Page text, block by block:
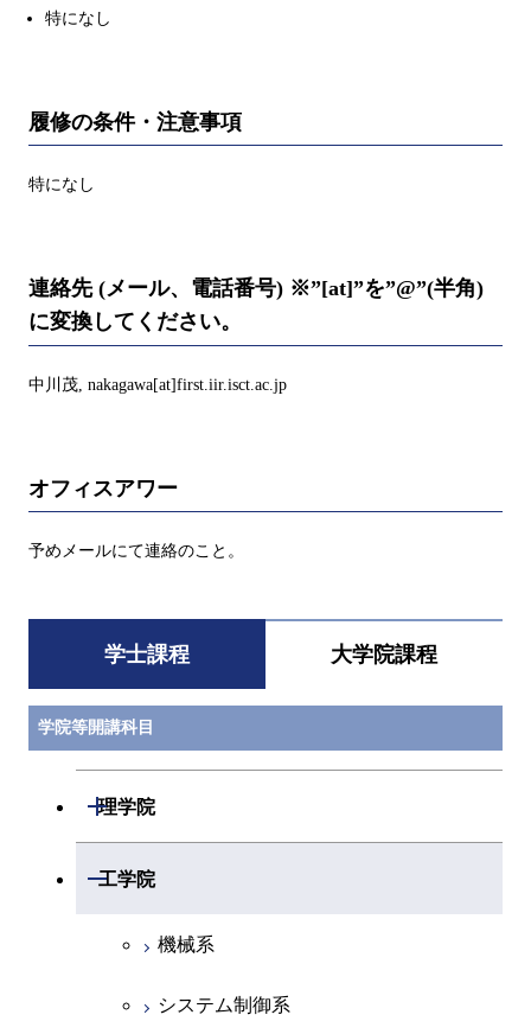
特になし
履修の条件・注意事項
特になし
連絡先 (メール、電話番号) ※”[at]”を”@”(半角)
に変換してください。
中川茂, nakagawa[at]first.iir.isct.ac.jp
オフィスアワー
予めメールにて連絡のこと。
学士課程 大学院課程
学院等開講科目
理学院
開閉
物理学系
工学院
開閉
機械系
システム制御系